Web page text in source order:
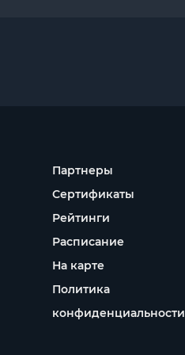
Партнеры
Сертификаты
Рейтинги
Расписание
На карте
Политика
конфиденциальности